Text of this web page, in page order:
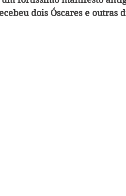
dois Óscares e outras